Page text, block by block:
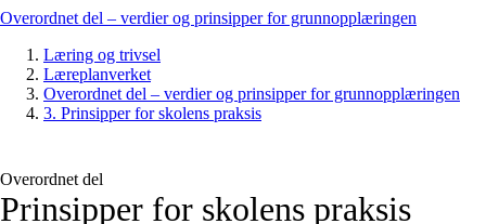
Overordnet del – verdier og prinsipper for grunnopplæringen
Læring og trivsel
Læreplanverket
Overordnet del – verdier og prinsipper for grunnopplæringen
3. Prinsipper for skolens praksis
Overordnet del
Prinsipper for skolens praksis